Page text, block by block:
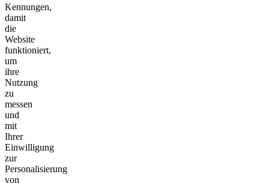
Kennungen,
damit
die
Website
funktioniert,
um
ihre
Nutzung
zu
messen
und
mit
Ihrer
Einwilligung
zur
Personalisierung
von